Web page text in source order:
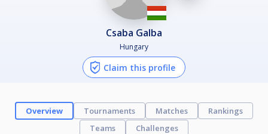
Csaba Galba
Hungary
Claim this profile
Overview Tournaments Matches
Rankings
Teams
Challenges